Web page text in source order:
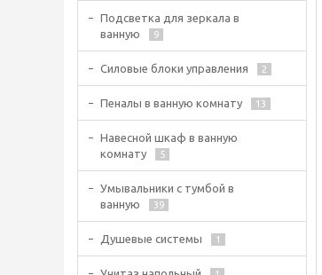
Подсветка для зеркала в
ванную
9
Силовые блоки управления 2
Пеналы в ванную комнату 13
Навесной шкаф в ванную
комнату
5
Умывальники с тумбой в
ванную
39
Душевые системы 1